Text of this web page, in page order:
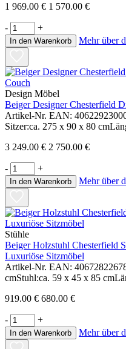
1 969.00 € 1 570.00 €
- +
In den Warenkorb Mehr über
Design Möbel
Beiger Designer Chesterfield
Artikel-Nr. EAN:
Sitzer:ca. 275 x 90 x 80
3 249.00 € 2 750.00 €
- +
In den Warenkorb Mehr über
Stühle
Beiger Holzstuhl Chesterfield
Luxuriöse Sitzmöbel
Artikel-Nr. EAN:
cmStuhl:ca. 59 x 45 x 85
919.00 € 680.00 €
- +
In den Warenkorb Mehr über